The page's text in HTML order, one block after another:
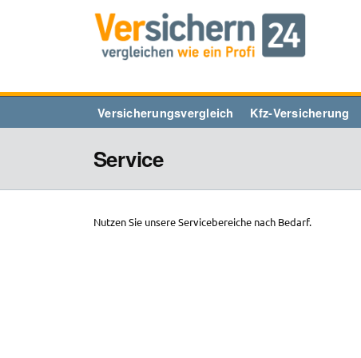
Versicherungsvergleich Kfz-Versicherung
Service
Nutzen Sie unsere Servicebereiche nach Bedarf.